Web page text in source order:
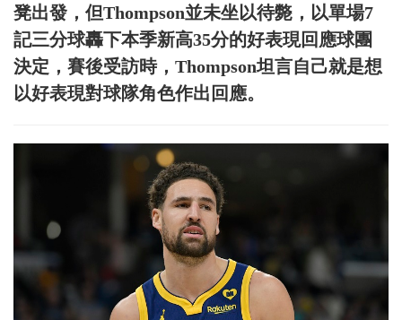
凳出發，但Thompson並未坐以待斃，以單場7
記三分球轟下本季新高35分的好表現回應球團
決定，賽後受訪時，Thompson坦言自己就是想
以好表現對球隊角色作出回應。